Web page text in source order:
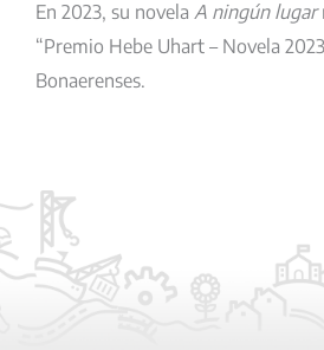
En 2023, su novela A ningún lugar
“Premio Hebe Uhart – Novela
Bonaerenses.